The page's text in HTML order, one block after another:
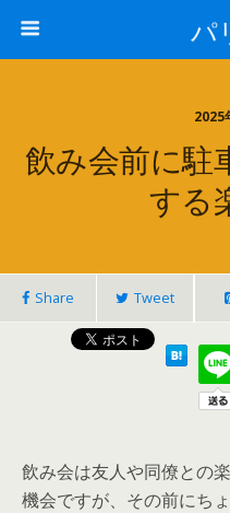
パ
2025
飲み会前に駐
する
Share Tweet
飲み会は友人や同僚との
機会ですが、その前にち